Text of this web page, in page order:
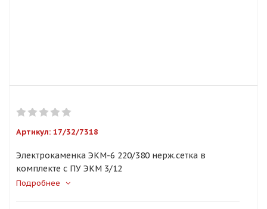
Артикул: 17/32/7318
Электрокаменка ЭКМ-6 220/380 нерж.сетка в
комплекте с ПУ ЭКМ 3/12
Подробнее